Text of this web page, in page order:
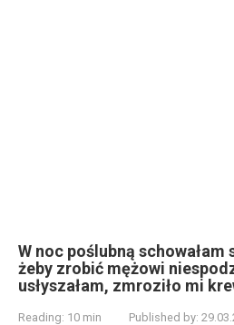
W noc poślubną schowałam
żeby zrobić mężowi
usłyszałam, zmroziło mi
Reading: 10 min Published by: